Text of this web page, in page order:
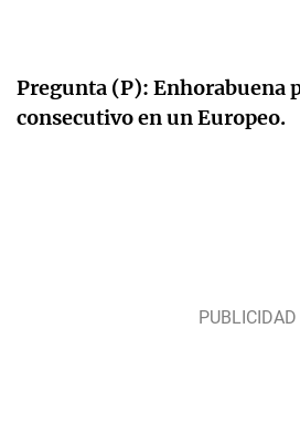
Pregunta (P): Enhorabuena
consecutivo en un Europeo.